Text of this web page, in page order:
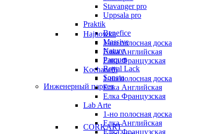
Stavanger pro
Uppsala pro
Praktik
Benefice
Massive
Nature
Parquet
Royal Lack
Sonata
Инженерный паркет
Hajnowka
1-но полосная доска
Елка Английская
Елка Французская
Kochanelli
1-но полосная доска
Елка Английская
Елка Французская
Lab Arte
1-но полосная доска
Елка Английская
Елка Французская
CORKART